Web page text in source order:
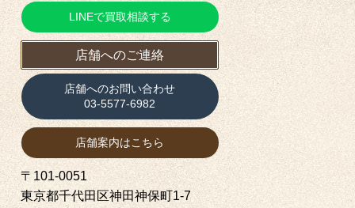
LINEで買取相談する
店舗へのご連絡
店舗へのお問い合わせ
03-5577-6982
店舗案内はこちら
〒101-0051
東京都千代田区神田神保町1‐7